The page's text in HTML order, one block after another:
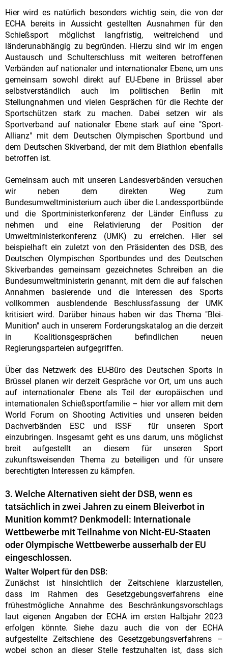
Hier wird es natürlich besonders wichtig sein, die von der
ECHA bereits in Aussicht gestellten Ausnahmen für den
Schießsport möglichst langfristig, weitreichend und
länderunabhängig zu begründen. Hierzu sind wir im engen
Austausch und Schulterschluss mit weiteren betroffenen
Verbänden auf nationaler und internationaler Ebene, um uns
gemeinsam sowohl direkt auf EU-Ebene in Brüssel aber
selbstverständlich auch im politischen Berlin mit
Stellungnahmen und vielen Gesprächen für die Rechte der
Sportschützen stark zu machen. Dabei setzen wir als
Sportverband auf nationaler Ebene stark auf eine "Sport-
Allianz" mit dem Deutschen Olympischen Sportbund und
dem Deutschen Skiverband, der mit dem Biathlon ebenfalls
betroffen ist.
Gemeinsam auch mit unseren Landesverbänden versuchen
wir neben dem direkten Weg zum
Bundesumweltministerium auch über die Landessportbünde
und die Sportministerkonferenz der Länder Einfluss zu
nehmen und eine Relativierung der Position der
Umweltministerkonferenz (UMK) zu erreichen. Hier sei
beispielhaft ein zuletzt von den Präsidenten des DSB, des
Deutschen Olympischen Sportbundes und des Deutschen
Skiverbandes gemeinsam gezeichnetes Schreiben an die
Bundesumweltministerin genannt, mit dem die auf falschen
Annahmen basierende und die Interessen des Sports
vollkommen ausblendende Beschlussfassung der UMK
kritisiert wird. Darüber hinaus haben wir das Thema "Blei-
Munition" auch in unserem Forderungskatalog an die derzeit
in Koalitionsgesprächen befindlichen neuen
Regierungsparteien aufgegriffen.
Über das Netzwerk des EU-Büro des Deutschen Sports in
Brüssel planen wir derzeit Gespräche vor Ort, um uns auch
auf internationaler Ebene als Teil der europäischen und
internationalen Schießsportfamilie – hier vor allem mit dem
World Forum on Shooting Activities und unseren beiden
Dachverbänden ESC und ISSF für unseren Sport
einzubringen. Insgesamt geht es uns darum, uns möglichst
breit aufgestellt an diesem für unseren Sport
zukunftsweisenden Thema zu beteiligen und für unsere
berechtigten Interessen zu kämpfen.
3. Welche Alternativen sieht der DSB, wenn es
tatsächlich in zwei Jahren zu einem Bleiverbot in
Munition kommt? Denkmodell: Internationale
Wettbewerbe mit Teilnahme von Nicht-EU-Staaten
oder Olympische Wettbewerbe ausserhalb der EU
eingeschlossen.
Walter Wolpert für den DSB:
Zunächst ist hinsichtlich der Zeitschiene klarzustellen,
dass im Rahmen des Gesetzgebungsverfahrens eine
frühestmögliche Annahme des Beschränkungsvorschlags
laut eigenen Angaben der ECHA im ersten Halbjahr 2023
erfolgen könnte. Siehe dazu auch die von der ECHA
aufgestellte Zeitschiene des Gesetzgebungsverfahrens –
wobei schon an dieser Stelle festzuhalten ist, dass sich